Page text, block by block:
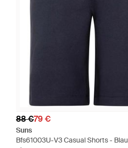
88 €79 €
Suns
Bfs61003U-V3 Casual Shorts - Blau